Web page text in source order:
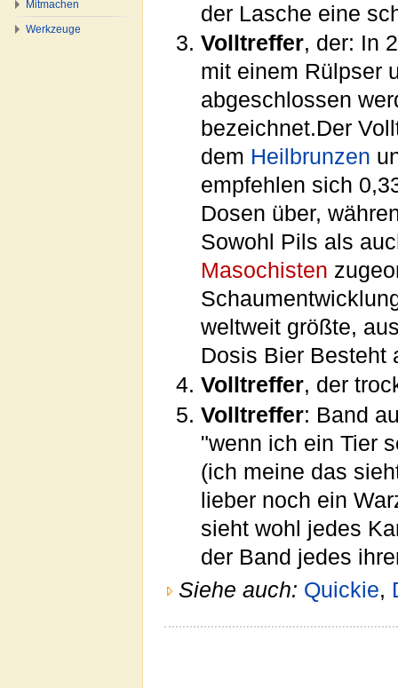
der Lasche eine
Volltreffer, der: In
mit einem Rülpser
abgeschlossen
bezeichnet.Der
dem Heilbrunzen
empfehlen sich
Dosen über,
Sowohl Pils als
Masochisten
weltweit größte,
Dosis Bier Besteht
Volltreffer, der
Volltreffer: Band
"wenn ich ein Tier
(ich meine das
lieber noch ein
sieht wohl jedes
der Band jedes
Siehe auch: Quickie,
Mitmachen
Werkzeuge